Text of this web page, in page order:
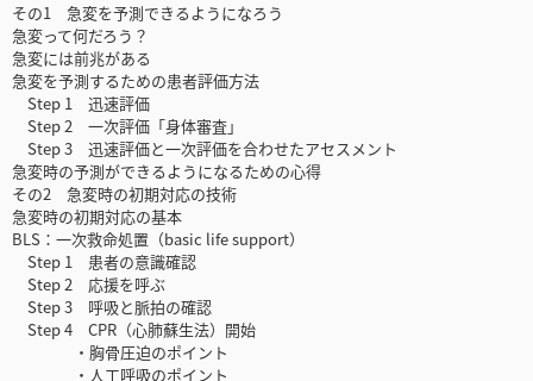
その1 急変を予測できるようになろう
急変って何だろう？
急変には前兆がある
急変を予測するための患者評価方法
Step 1 迅速評価
Step 2 一次評価「身体審査」
Step 3 迅速評価と一次評価を合わせたアセスメント
急変時の予測ができるようになるための心得
その2 急変時の初期対応の技術
急変時の初期対応の基本
BLS：一次救命処置（basic life support）
Step 1 患者の意識確認
Step 2 応援を呼ぶ
Step 3 呼吸と脈拍の確認
Step 4 CPR（心肺蘇生法）開始
・胸骨圧迫のポイント
・人工呼吸のポイント